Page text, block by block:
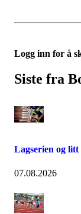
Logg inn for å
Siste fra
Lagserien og
07.08.2026